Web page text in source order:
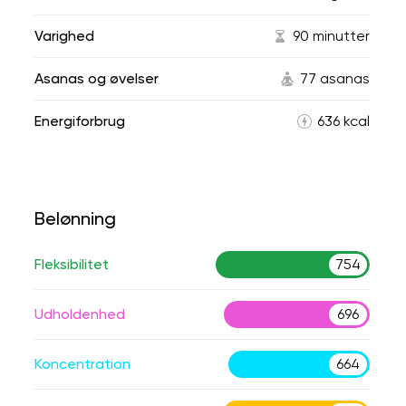
Varighed 90 minutter
Asanas og øvelser 77 asanas
Energiforbrug 636 kcal
Belønning
Fleksibilitet 754
Udholdenhed 696
Koncentration 664